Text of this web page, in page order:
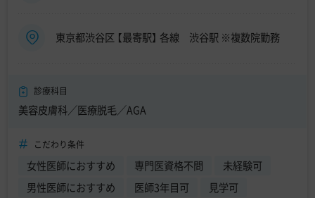
東京都渋谷区 【最寄駅】 各線 渋谷駅 ※複数院勤務
診療科目
美容皮膚科／医療脱毛／AGA
こだわり条件
女性医師におすすめ 専門医資格不問
未経験可
男性医師におすすめ
医師3年目可
見学可